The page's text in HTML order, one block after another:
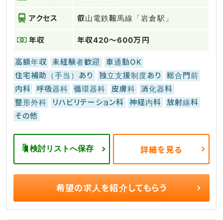
アクセス 叡山電鉄鞍馬線「岩倉駅」
年収 年収420～600万円
高額年収 未経験者歓迎
車通勤OK
住宅補助（手当）あり
独立支援制度あり
総合門前
内科
呼吸器科 循環器科 皮膚科
消化器科
整形外科
リハビリテーション科 神経内科
放射線科
その他
検討リストへ保存 詳細を見る
希望の求人を紹介してもらう